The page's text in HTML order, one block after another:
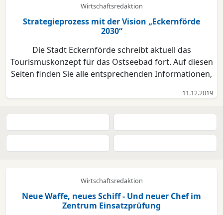
Gefahrstoffcontainern, Bindemit...
Wirtschaftsredaktion
Strategieprozess mit der Vision „Eckernförde
2030“
Die Stadt Eckernförde schreibt aktuell das
Tourismuskonzept für das Ostseebad fort. Auf diesen
Seiten finden Sie alle entsprechenden Informationen,
von der Ratsversammlung der Stadt Eckernförde
11.12.2019
Wirtschaftsredaktion
Neue Waffe, neues Schiff - Und neuer Chef im
Zentrum Einsatzprüfung